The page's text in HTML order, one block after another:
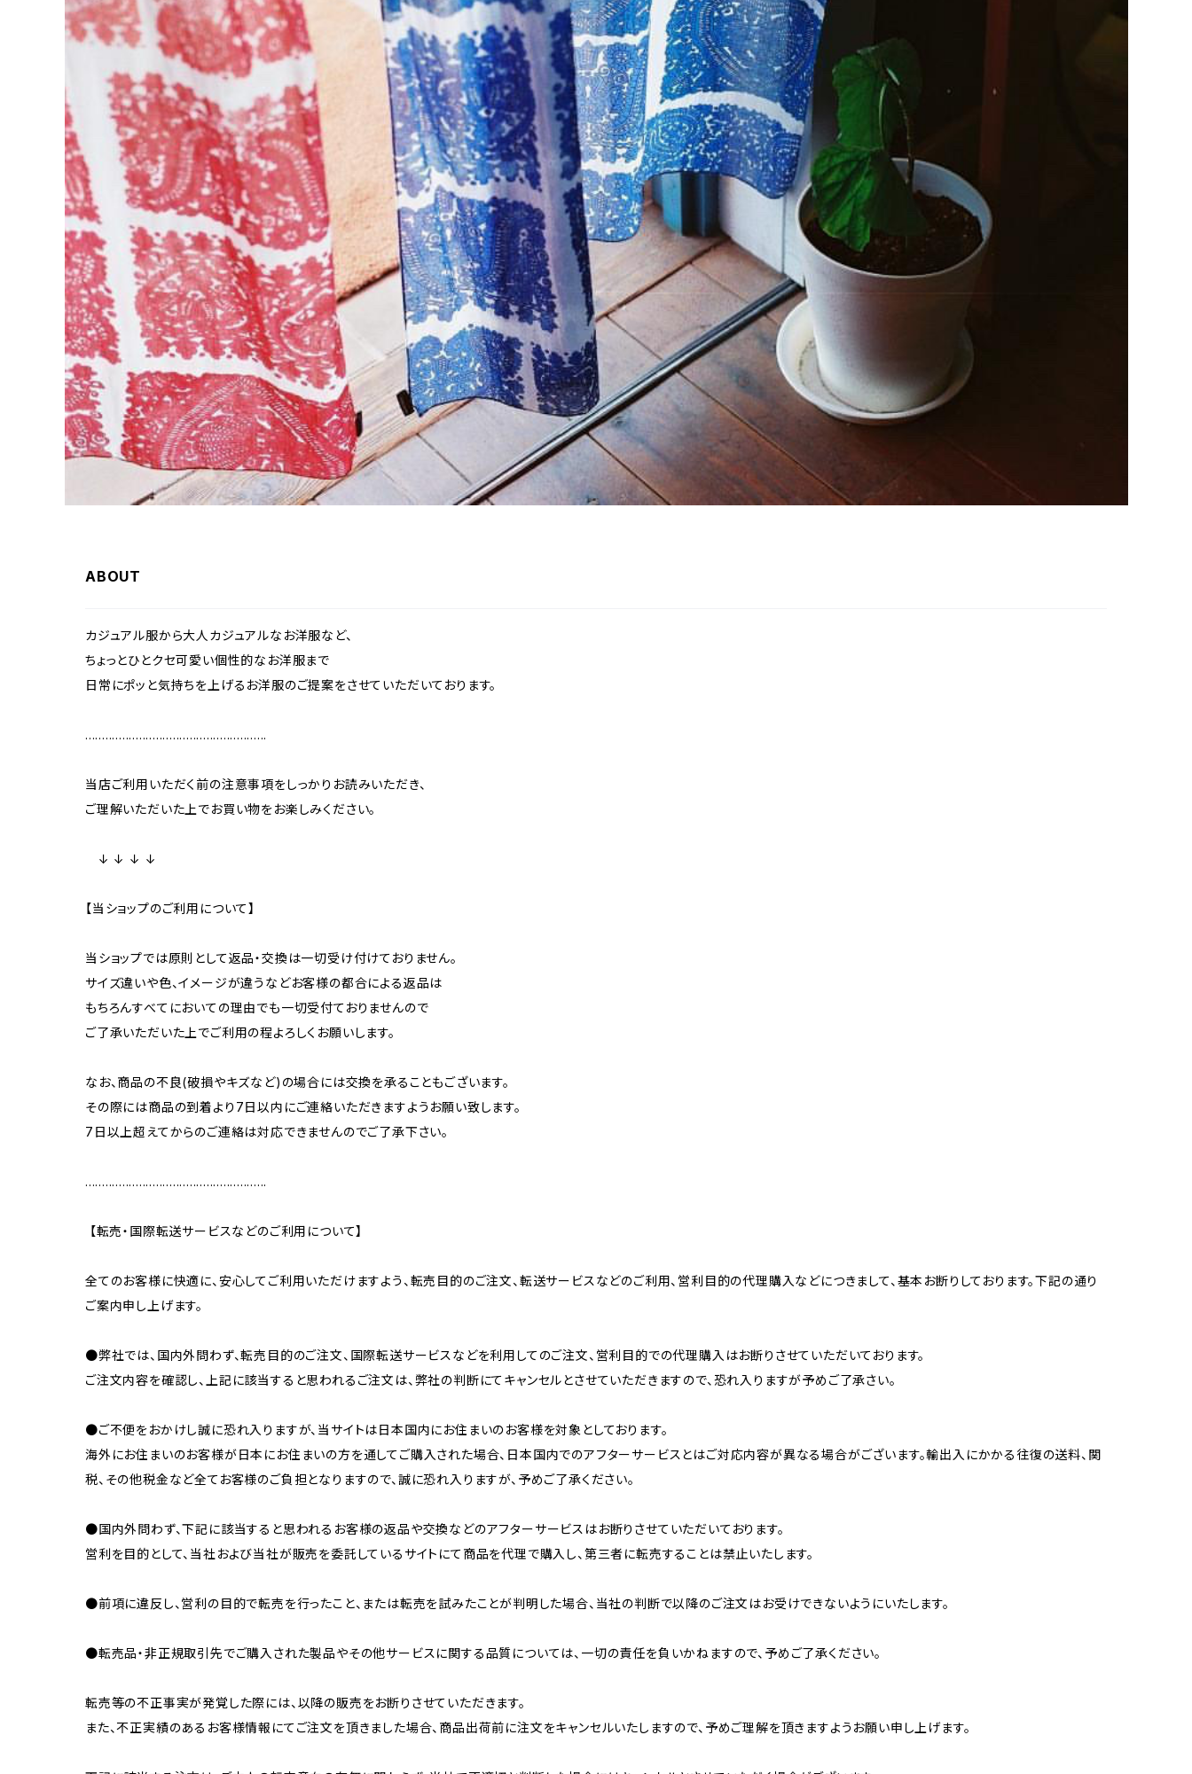
ABOUT
カジュアル服から大人カジュアルなお洋服など、
ちょっとひとクセ可愛い個性的なお洋服まで
日常にポッと気持ちを上げるお洋服のご提案をさせていただいております。
......................................................
当店ご利用いただく前の注意事項をしっかりお読みいただき、
ご理解いただいた上でお買い物をお楽しみください。
↓ ↓ ↓ ↓
【当ショップのご利用について】
当ショップでは原則として返品・交換は一切受け付けておりません。
サイズ違いや色、イメージが違うなどお客様の都合による返品は
もちろんすべてにおいての理由でも一切受付ておりませんので
ご了承いただいた上でご利用の程よろしくお願いします。
なお、商品の不良(破損やキズなど)の場合には交換を承ることもございます。
その際には商品の到着より7日以内にご連絡いただきますようお願い致します。
7日以上超えてからのご連絡は対応できませんのでご了承下さい。
......................................................
【転売・国際転送サービスなどのご利用について】
全てのお客様に快適に、安心してご利用いただけますよう、転売目的のご注文、転送サービスなどのご利用、営利目的の代理購入などにつきまして、基本お断りしております。下記の通り
ご案内申し上げます。
●弊社では、国内外問わず、転売目的のご注文、国際転送サービスなどを利用してのご注文、営利目的での代理購入はお断りさせていただいております。
ご注文内容を確認し、上記に該当すると思われるご注文は、弊社の判断にてキャンセルとさせていただきますので、恐れ入りますが予めご了承さい。
●ご不便をおかけし誠に恐れ入りますが、当サイトは日本国内にお住まいのお客様を対象としております。
海外にお住まいのお客様が日本にお住まいの方を通してご購入された場合、日本国内でのアフターサービスとはご対応内容が異なる場合がございます。輸出入にかかる往復の送料、関
税、その他税金など全てお客様のご負担となりますので、誠に恐れ入りますが、予めご了承ください。
●国内外問わず、下記に該当すると思われるお客様の返品や交換などのアフターサービスはお断りさせていただいております。
営利を目的として、当社および当社が販売を委託しているサイトにて商品を代理で購入し、第三者に転売することは禁止いたします。
●前項に違反し、営利の目的で転売を行ったこと、または転売を試みたことが判明した場合、当社の判断で以降のご注文はお受けできないようにいたします。
●転売品・非正規取引先でご購入された製品やその他サービスに関する品質については、一切の責任を負いかねますので、予めご了承ください。
転売等の不正事実が発覚した際には、以降の販売をお断りさせていただきます。
また、不正実績のあるお客様情報にてご注文を頂きました場合、商品出荷前に注文をキャンセルいたしますので、予めご理解を頂きますようお願い申し上げます。